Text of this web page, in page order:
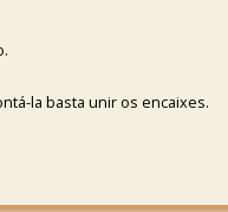
la basta unir os encaixes.